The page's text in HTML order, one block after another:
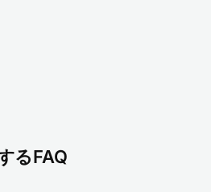
るFAQ